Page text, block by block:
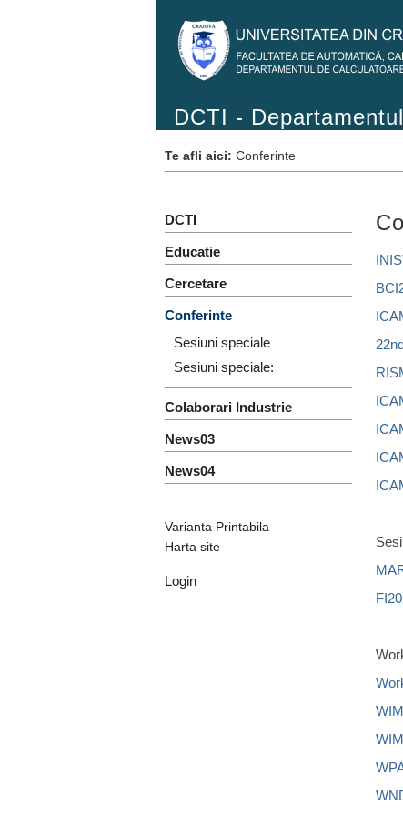
DCTI -
Te afli aici:Conferinte
DCTI
Educatie
Cercetare
Conferinte
Sesiuni speciale
Sesiuni speciale:
Colaborari Industrie
News03
News04
Varianta Printabila
Harta site
Login